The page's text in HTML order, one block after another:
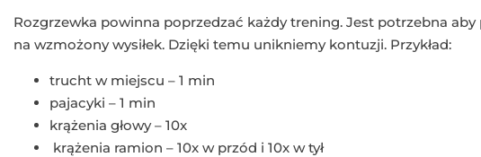
Rozgrzewka powinna poprzedzać każdy trening. Jest potrzebna
na wzmożony wysiłek. Dzięki temu unikniemy kontuzji. Przykład:
trucht w miejscu – 1 min
pajacyki – 1 min
krążenia głowy – 10x
krążenia ramion – 10x w przód i 10x w tył